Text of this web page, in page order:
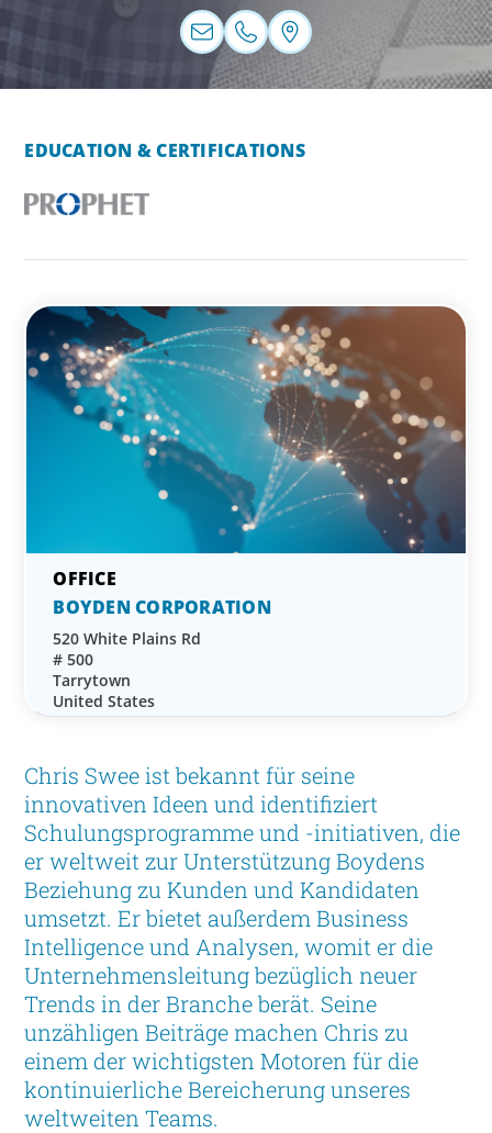
Chris Swee ist bekannt für seine
innovativen Ideen und identifiziert
Schulungsprogramme und -initiativen, die
er weltweit zur Unterstützung Boydens
Beziehung zu Kunden und Kandidaten
umsetzt. Er bietet außerdem Business
Intelligence und Analysen, womit er die
Unternehmensleitung bezüglich neuer
Trends in der Branche berät. Seine
unzähligen Beiträge machen Chris zu
einem der wichtigsten Motoren für die
kontinuierliche Bereicherung unseres
weltweiten Teams.
EDUCATION & CERTIFICATIONS
BOYDEN CORPORATION
520 White Plains Rd
# 500
Tarrytown
United States